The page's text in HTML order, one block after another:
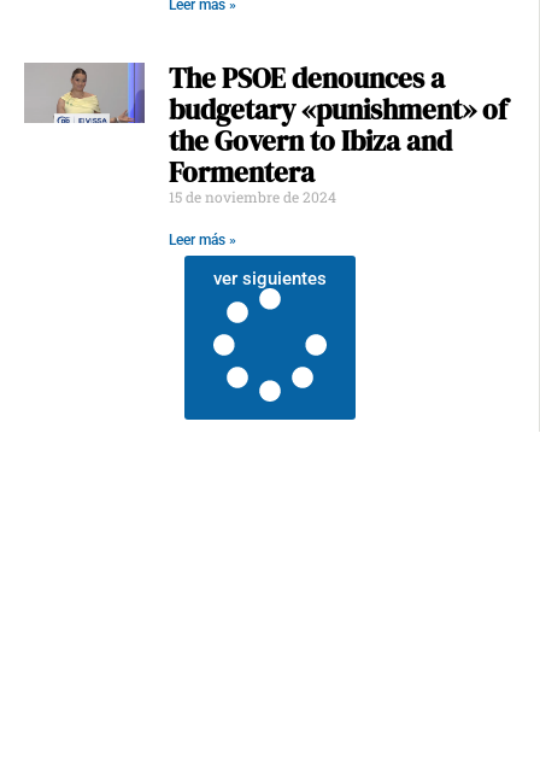
Leer más »
The PSOE denounces a
budgetary «punishment» of
the Govern to Ibiza and
Formentera
15 de noviembre de 2024
Leer más »
ver siguientes